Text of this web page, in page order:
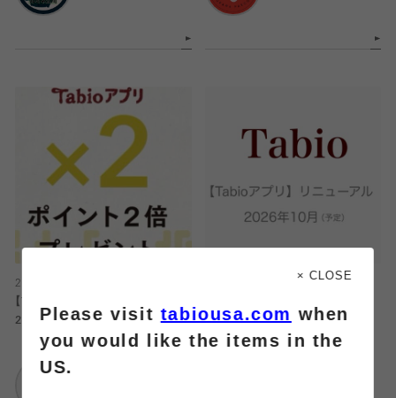
2026.08.07
【Tabioアプリ】毎月11日はポイント
2倍
Tabio
× CLOSE
Please visittabiousa.com when
you would like the items in the
US.